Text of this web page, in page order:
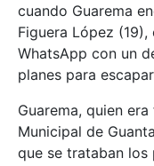
cuando Guarema
Figuera López
WhatsApp con un
planes para
Guarema, quien
Municipal de
que se trataban los